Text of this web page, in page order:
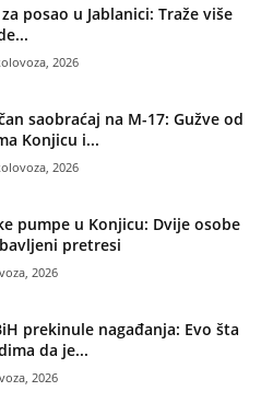
posao u Jablanici: Traže više
2026
saobraćaj na M-17: Gužve od
Konjicu i...
2026
pumpe u Konjicu: Dvije osobe
pretresi
2026
prekinule nagađanja: Evo šta
da je...
2026